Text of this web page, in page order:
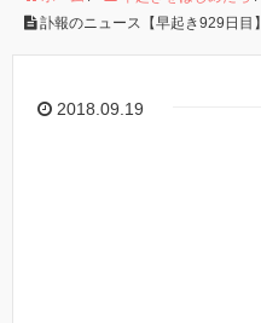
訃報のニュース【早起き929日目】
2018.09.19